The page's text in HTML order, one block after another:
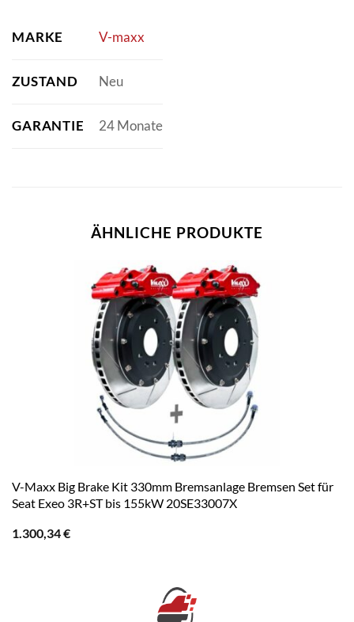
MARKE V-maxx
ZUSTAND Neu
GARANTIE 24 Monate
ÄHNLICHE PRODUKTE
V-Maxx Big Brake Kit 330mm Bremsanlage Bremsen Set für
Seat Exeo 3R+ST bis 155kW 20SE33007X
1.300,34€